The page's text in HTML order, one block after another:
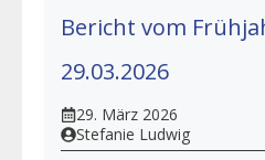
Bericht vom
29.03.2026
29. März 2026
Stefanie Ludwig